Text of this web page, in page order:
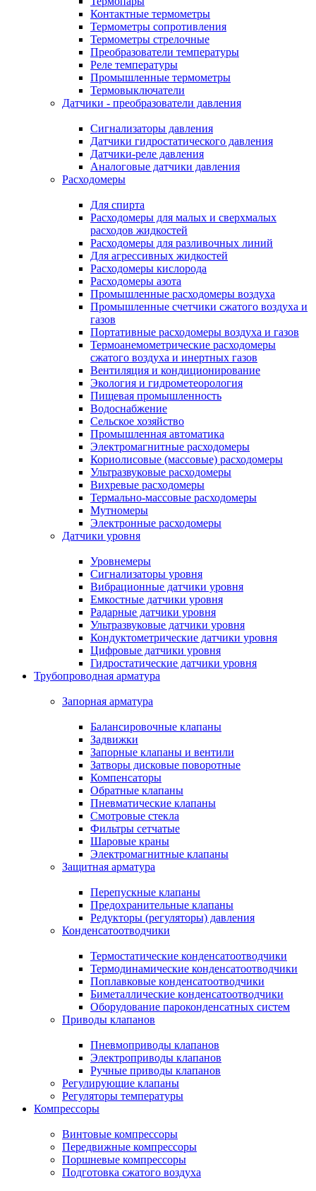
Контактные термометры
Термометры сопротивления
Термометры стрелочные
Преобразователи температуры
Реле температуры
Промышленные термометры
Термовыключатели
Датчики - преобразователи давления
Сигнализаторы давления
Датчики гидростатического давления
Датчики-реле давления
Аналоговые датчики давления
Расходомеры
Для спирта
Расходомеры для малых и сверхмалых
расходов жидкостей
Расходомеры для разливочных линий
Для агрессивных жидкостей
Расходомеры кислорода
Расходомеры азота
Промышленные расходомеры воздуха
Промышленные счетчики сжатого воздуха и
газов
Портативные расходомеры воздуха и газов
Термоанемометрические расходомеры
сжатого воздуха и инертных газов
Вентиляция и кондиционирование
Экология и гидрометеорология
Пищевая промышленность
Водоснабжение
Сельское хозяйство
Промышленная автоматика
Электромагнитные расходомеры
Кориолисовые (массовые) расходомеры
Ультразвуковые расходомеры
Вихревые расходомеры
Термально-массовые расходомеры
Мутномеры
Электронные расходомеры
Датчики уровня
Уровнемеры
Сигнализаторы уровня
Вибрационные датчики уровня
Емкостные датчики уровня
Радарные датчики уровня
Ультразвуковые датчики уровня
Кондуктометрические датчики уровня
Цифровые датчики уровня
Гидростатические датчики уровня
Трубопроводная арматура
Запорная арматура
Балансировочные клапаны
Задвижки
Запорные клапаны и вентили
Затворы дисковые поворотные
Компенсаторы
Обратные клапаны
Пневматические клапаны
Смотровые стекла
Фильтры сетчатые
Шаровые краны
Электромагнитные клапаны
Защитная арматура
Перепускные клапаны
Предохранительные клапаны
Редукторы (регуляторы) давления
Конденсатоотводчики
Термостатические конденсатоотводчики
Термодинамические конденсатоотводчики
Поплавковые конденсатоотводчики
Биметаллические конденсатоотводчики
Оборудование пароконденсатных систем
Приводы клапанов
Пневмоприводы клапанов
Электроприводы клапанов
Ручные приводы клапанов
Регулирующие клапаны
Регуляторы температуры
Компрессоры
Винтовые компрессоры
Передвижные компрессоры
Поршневые компрессоры
Подготовка сжатого воздуха